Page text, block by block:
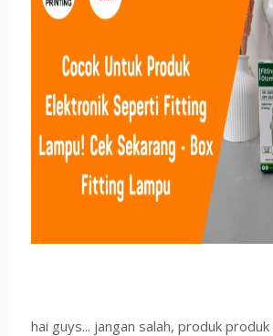
hai guys... jangan salah, produk